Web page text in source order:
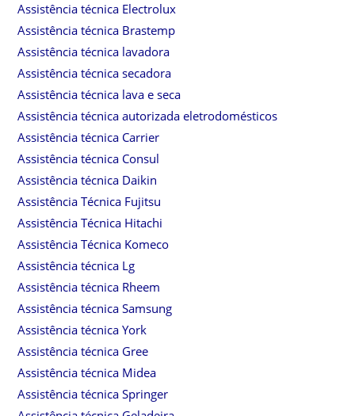
Assistência técnica Electrolux
Assistência técnica Brastemp
Assistência técnica lavadora
Assistência técnica secadora
Assistência técnica lava e seca
Assistência técnica autorizada eletrodomésticos
Assistência técnica Carrier
Assistência técnica Consul
Assistência técnica Daikin
Assistência Técnica Fujitsu
Assistência Técnica Hitachi
Assistência Técnica Komeco
Assistência técnica Lg
Assistência técnica Rheem
Assistência técnica Samsung
Assistência técnica York
Assistência técnica Gree
Assistência técnica Midea
Assistência técnica Springer